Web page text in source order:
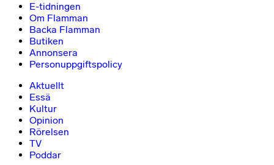
E-tidningen
Om Flamman
Backa Flamman
Butiken
Annonsera
Personuppgiftspolicy
Aktuellt
Essä
Kultur
Opinion
Rörelsen
TV
Poddar